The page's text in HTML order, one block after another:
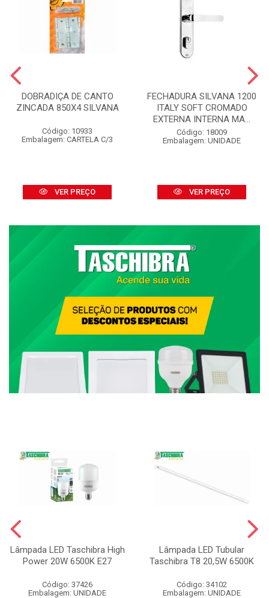
DOBRADIÇA DE CANTO
ZINCADA 850X4 SILVANA
Código: 10933
Embalagem: CARTELA C/3
VER PREÇO
FECHADURA SILVANA 1200
ITALY SOFT CROMADO
EXTERNA INTERNA MA...
Código: 18009
Embalagem: UNIDADE
VER PREÇO
Lâmpada LED Taschibra High
Power 20W 6500K E27
Código: 37426
Embalagem: UNIDADE
Lâmpada LED Tubular
Taschibra T8 20,5W 6500K
Código: 34102
Embalagem: UNIDADE